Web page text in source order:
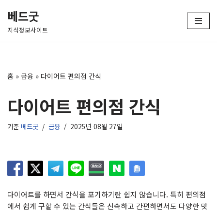
콘
건
기
베드굿
지식정보사이트
홈 » 금융 » 다이어트 편의점 간식
다이어트 편의점 간식
기준 베드굿 금융 2025년 08월 27일
다이어트를 하면서 간식을 포기하기란 쉽지 않습니다. 특히 편의점
에서 쉽게 구할 수 있는 간식들은 신속하고 간편하면서도 다양한 맛